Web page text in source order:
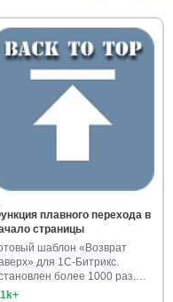
плавного перехода в
страницы
шаблон «Возврат
для 1С-Битрикс.
более 1000 раз.